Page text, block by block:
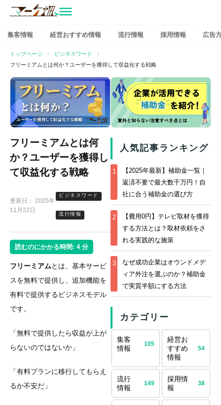
ン
テ
ン
へ
キ
ッ
マーケ畑
集客情報 経営おすすめ情報 流行情報 採用情報 広告
トップページ
ビジネスワード
フリーミアムとは何か？ユーザーを獲得して収益化する戦略
フリーミアムとは何
か？ユーザーを獲得し
て収益化する戦略
更新日： 2025年
11月22日
ビジネスワード
流行情報
読むのにかかる時間: 4 分
フリーミアムとは、基本サービ
スを無料で提供し、追加機能を
有料で提供するビジネスモデル
です。
「無料で提供したら収益が上が
らないのではないか」
「有料プランに移行してもらえ
るか不安だ」
人気記事ランキング
1
【2025年最新】補助金一覧｜
返済不要で最大数千万円！自
社に合う補助金の選び方
2
【費用0円】テレビ取材を獲得
する方法とは？取材依頼をさ
れる実践的な施策
3
なぜ成功企業はオウンドメデ
ィア外注を選ぶのか？補助金
で実質半額にする方法
カテゴリー
集客
情報
105
経営お
すすめ
情報
54
流行
情報
149
採用情
報
38